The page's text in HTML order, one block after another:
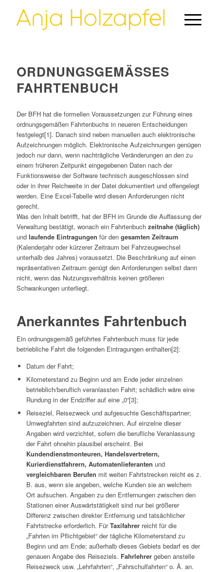
ORDNUNGSGEMÄSSES F
AHRTENBUCH
Der BFH hat die formellen Voraussetzungen zur Führung eines
ordnungsgemäßen Fahrtenbuchs in neueren Entscheidungen
festgelegt[1]. Danach sind neben manuellen auch elektronische
Aufzeichnungen möglich. Elektronische Aufzeichnungen genügen
jedoch nur dann, wenn nachträgliche Veränderungen an den zu
einem früheren Zeitpunkt eingegebenen Daten nach der
Funktionsweise der Software technisch ausgeschlossen sind
oder in ihrer Reichweite in der Datei dokumentiert und offengelegt
werden. Eine Excel-Tabelle wird diesen Anforderungen nicht
gerecht.
Was den Inhalt betrifft, hat der BFH im Grunde die Auffassung der
Verwaltung bestätigt, wonach ein Fahrtenbuch zeitnahe (täglich)
und laufende Eintragungen für den gesamten Zeitraum
(Kalenderjahr oder kürzerer Zeitraum bei Fahrzeugwechsel
unterhalb des Jahres) voraussetzt. Die Beschränkung auf einen
repräsentativen Zeitraum genügt den Anforderungen selbst dann
nicht, wenn das Nutzungsverhältnis keinen größeren
Schwankungen unterliegt.
Anerkanntes Fahrtenbuch
Ein ordnungsgemäß geführtes Fahrtenbuch muss für jede
betriebliche Fahrt die folgenden Eintragungen enthalten[2]:
Datum der Fahrt;
Kilometerstand zu Beginn und am Ende jeder einzelnen
betrieblich/beruflich veranlassten Fahrt; schädlich wäre eine
Rundung in der Endziffer auf eine „0“[3];
Reiseziel, Reisezweck und aufgesuchte Geschäftspartner;
Umwegfahrten sind aufzuzeichnen. Auf einzelne dieser
Angaben wird verzichtet, sofern die berufliche Veranlassung
der Fahrt ohnehin plausibel erscheint. Bei
Kundendienstmonteuren, Handelsvertretern,
Kurierdienstfahrern, Automatenlieferanten und
vergleichbaren Berufen mit weiten Fahrtstrecken reicht es z.
B. aus, wenn sie angeben, welche Kunden sie an welchem
Ort aufsuchen. Angaben zu den Entfernungen zwischen den
Stationen einer Auswärtstätigkeit sind nur bei größerer
Differenz zwischen direkter Entfernung und tatsächlicher
Fahrtstrecke erforderlich. FürTaxifahrerreicht für die
„Fahrten im Pflichtgebiet“ der tägliche Kilometerstand zu
Beginn und am Ende; außerhalb dieses Gebiets bedarf es der
genauen Angabe des Reiseziels. Fahrlehrergeben anstelle
Reisezweck usw. „Lehrfahrten“, „Fahrschulfahrten“ o. Ä. an.